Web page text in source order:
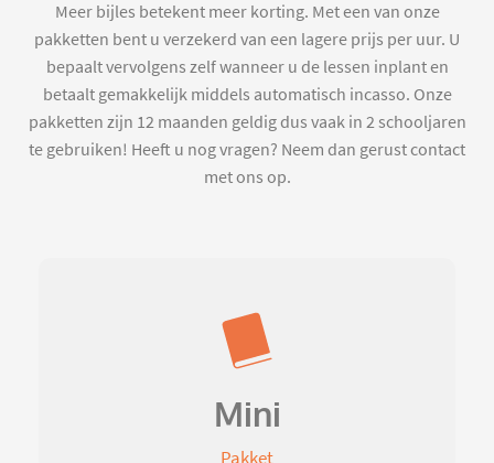
Meer bijles betekent meer korting. Met een van onze
pakketten bent u verzekerd van een lagere prijs per uur. U
bepaalt vervolgens zelf wanneer u de lessen inplant en
betaalt gemakkelijk middels automatisch incasso. Onze
pakketten zijn 12 maanden geldig dus vaak in 2 schooljaren
te gebruiken! Heeft u nog vragen? Neem dan gerust contact
met ons op.
Mini
Pakket